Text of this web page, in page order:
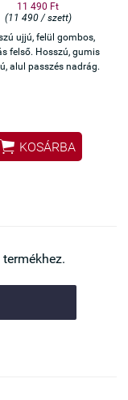
11 490 Ft
(11 490 / szett)
ujjú, felül gombos,
felső. Hosszú, gumis
alul passzés nadrág.
 KOSÁRBA